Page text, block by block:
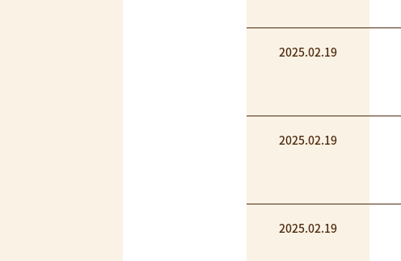
2025.02.19
2025.02.19
2025.02.19